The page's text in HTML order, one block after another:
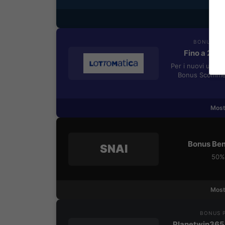
BONUS
Fino a
Per i nuovi
Bonus
SNAI Bonus
BONUS